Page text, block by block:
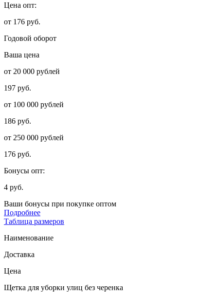
Цена опт:
от 176 руб.
Годовой оборот
Ваша цена
от 20 000 рублей
197 руб.
от 100 000 рублей
186 руб.
от 250 000 рублей
176 руб.
Бонусы опт:
4 руб.
Ваши бонусы при покупке оптом
Подробнее
Таблица размеров
Наименование
Доставка
Цена
Щетка для уборки улиц без черенка